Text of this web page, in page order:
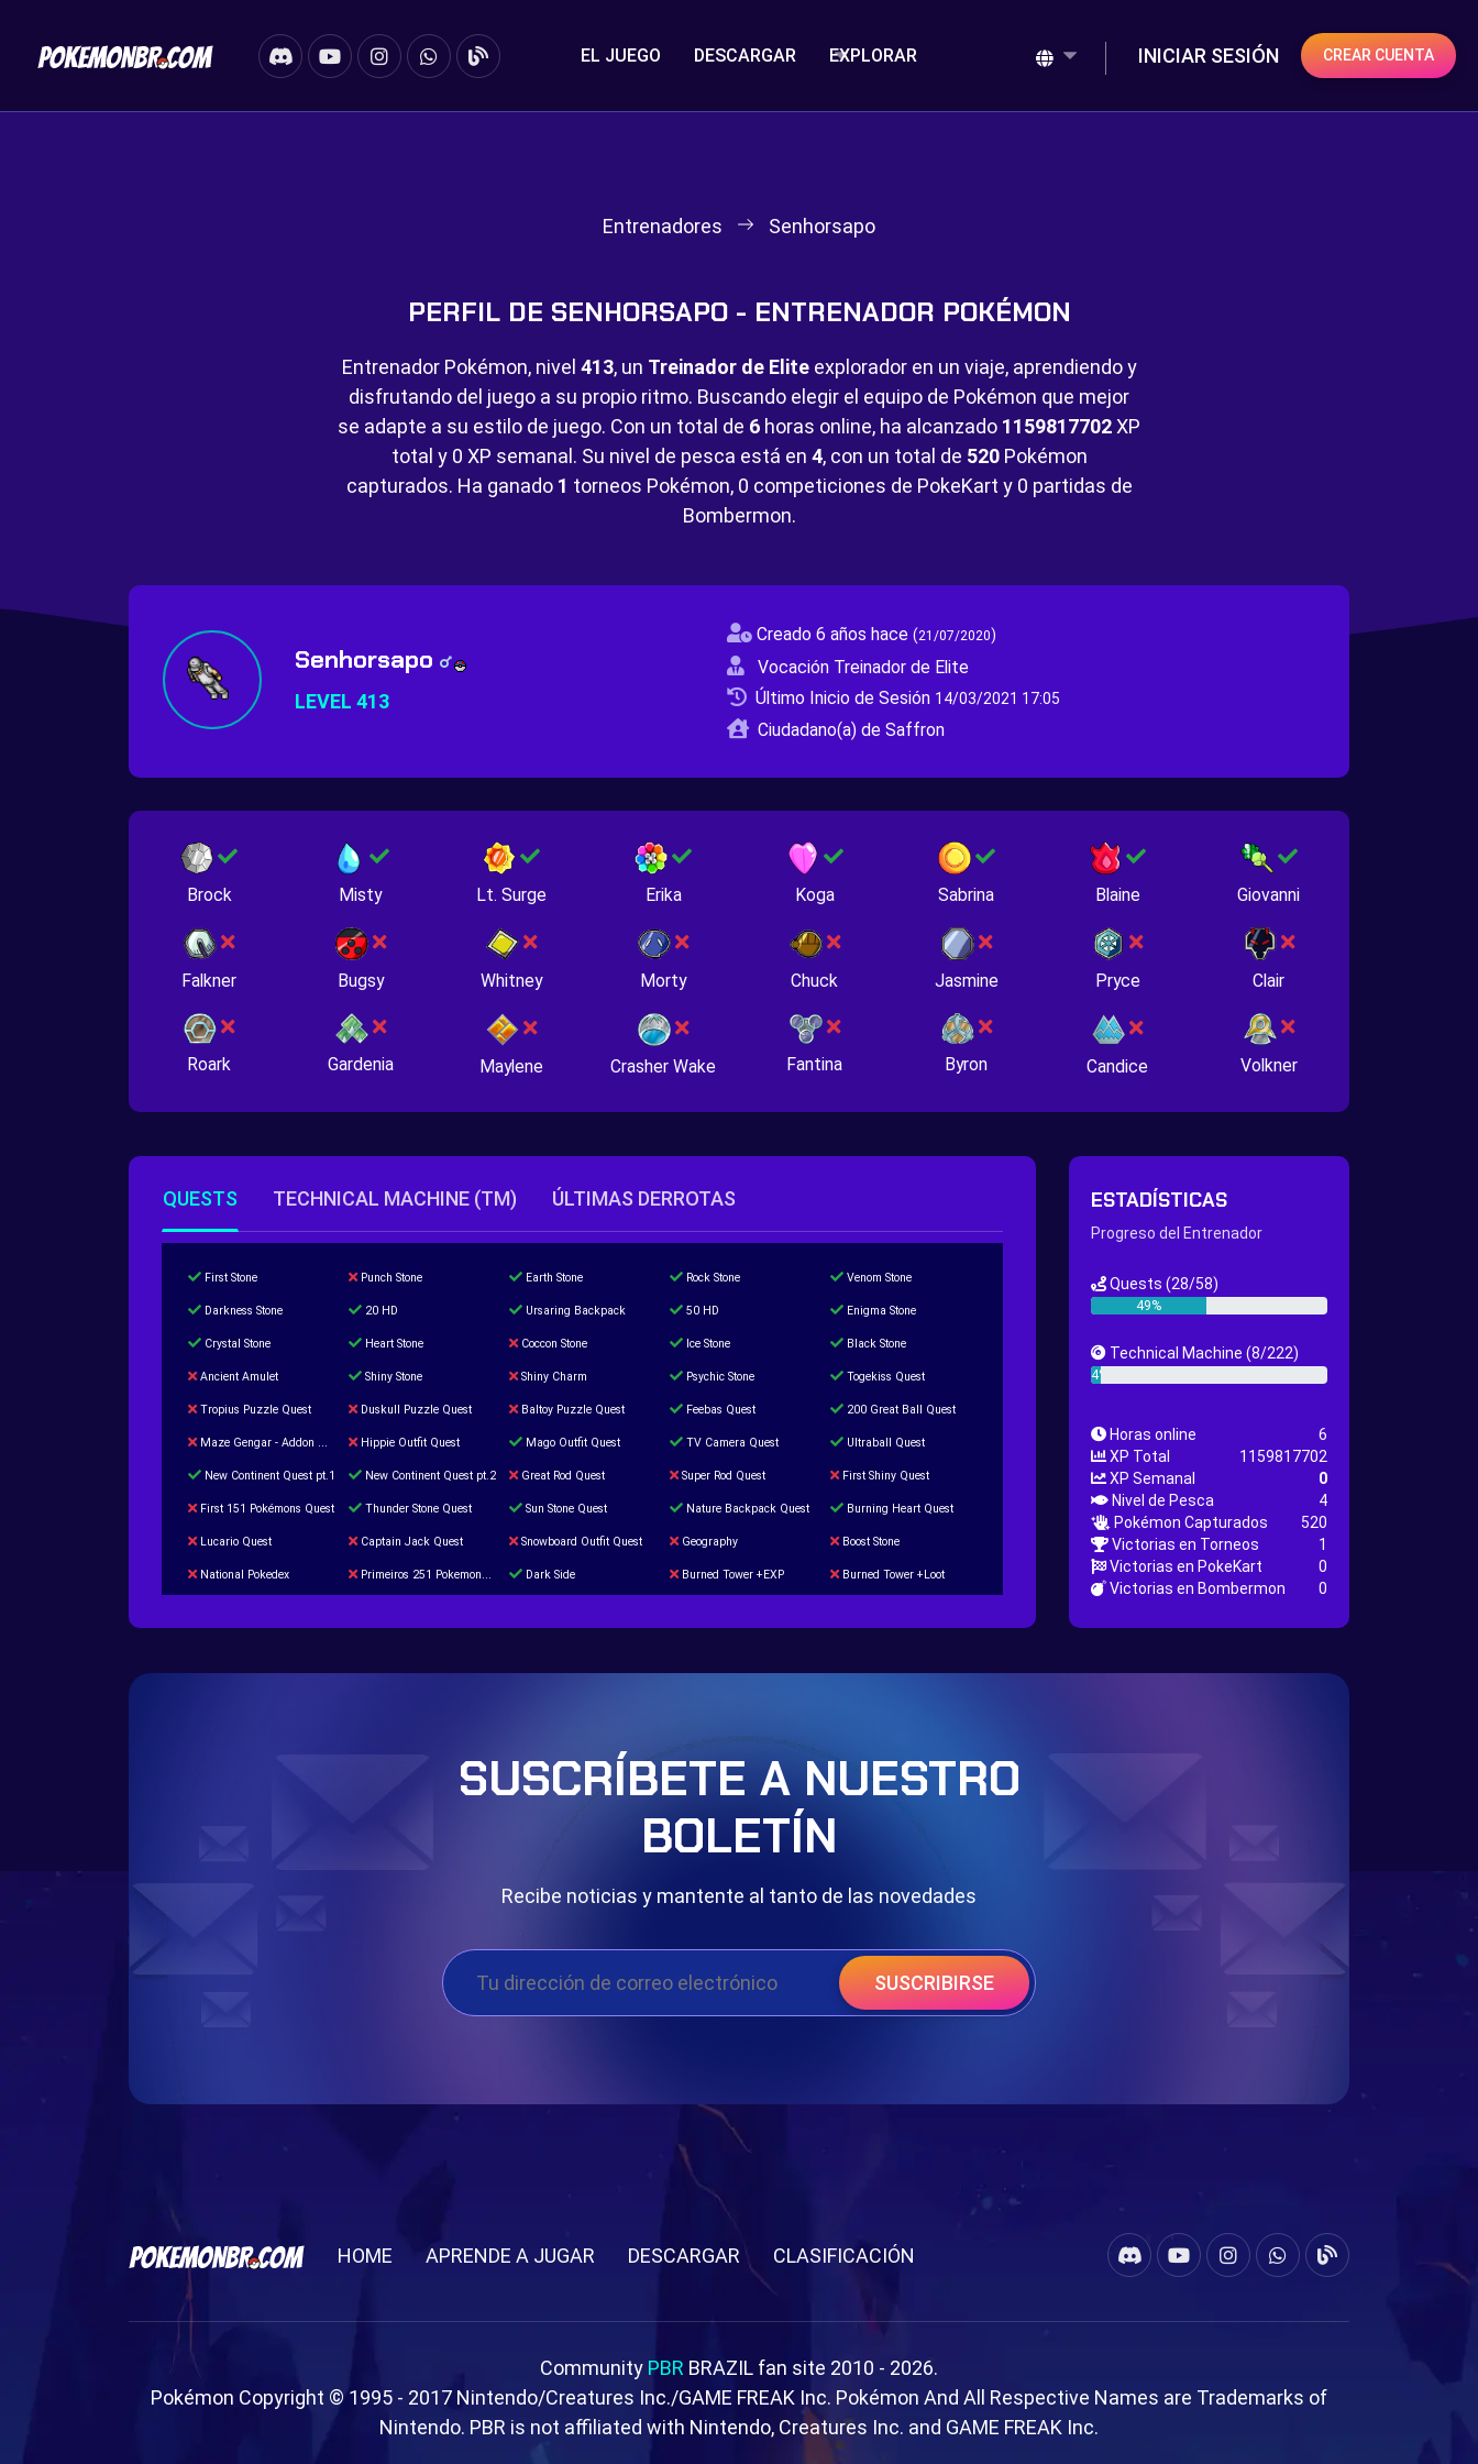
EL JUEGO DESCARGAR EXPLORAR INICIAR SESIÓN CREAR CUENTA
Entrenadores Senhorsapo
PERFIL DE SENHORSAPO - ENTRENADOR POKÉMON
Entrenador Pokémon, nivel 413, un Treinador de Eliteexplorador en un viaje, aprendiendo y
disfrutando del juego a su propio ritmo. Buscando elegir el equipo de Pokémon que mejor
se adapte a su estilo de juego. Con un total de 6 horas online, ha alcanzado 1159817702XP
total y 0 XP semanal. Su nivel de pesca está en 4, con un total de 520Pokémon
capturados. Ha ganado 1 torneos Pokémon, 0 competiciones de PokeKart y 0 partidas de
Bombermon.
Senhorsapo
LEVEL 413
Creado 6 años hace (21/07/2020)
Vocación Treinador de Elite
Último Inicio de Sesión 14/03/2021 17:05
Ciudadano(a) de Saffron
Brock Misty Lt. Surge Erika Koga Sabrina Blaine Giovanni
Falkner Bugsy Whitney Morty Chuck Jasmine Pryce Clair
Roark Gardenia Maylene Crasher Wake Fantina Byron Candice Volkner
QUESTS TECHNICAL MACHINE (TM) ÚLTIMAS DERROTAS
First Stone Punch Stone Earth Stone Rock Stone Venom Stone
Darkness Stone 20 HD Ursaring Backpack 50 HD Enigma Stone
Crystal Stone Heart Stone Coccon Stone Ice Stone Black Stone
Ancient Amulet Shiny Stone Shiny Charm Psychic Stone Togekiss Quest
Tropius Puzzle Quest Duskull Puzzle Quest Baltoy Puzzle Quest Feebas Quest 200 Great Ball Quest
Maze Gengar - Addon Gengar Quest Hippie Outfit Quest Mago Outfit Quest TV Camera Quest Ultraball Quest
New Continent Quest pt.1 New Continent Quest pt.2 Great Rod Quest Super Rod Quest First Shiny Quest
First 151 Pokémons Quest Thunder Stone Quest Sun Stone Quest Nature Backpack Quest Burning Heart Quest
Lucario Quest Captain Jack Quest Snowboard Outfit Quest Geography Boost Stone
National Pokedex Primeiros 251 Pokemons na Pokedex Dark Side Burned Tower +EXP Burned Tower +Loot
ESTADÍSTICAS
Progreso del Entrenador
Quests (28/58)
49%
Technical Machine (8/222)
4%
Horas online
6
XP Total
1159817702
XP Semanal
0
Nivel de Pesca
4
Pokémon Capturados
520
Victorias en Torneos
1
Victorias en PokeKart
0
Victorias en Bombermon
0
SUSCRÍBETE A NUESTRO
BOLETÍN
Recibe noticias y mantente al tanto de las novedades
SUSCRIBIRSE
HOME APRENDE A JUGAR DESCARGAR CLASIFICACIÓN
Community PBR BRAZIL fan site 2010 - 2026.
Pokémon Copyright © 1995 - 2017 Nintendo/Creatures Inc./GAME FREAK Inc. Pokémon And All Respective Names are Trademarks of
Nintendo. PBR is not affiliated with Nintendo, Creatures Inc. and GAME FREAK Inc.